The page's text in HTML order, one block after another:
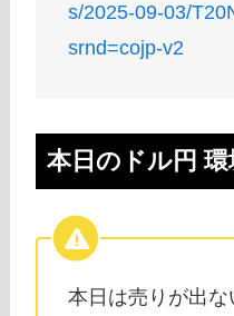
s/2025-09-03/
srnd=cojp-v2
本日のドル円 環
本日は売りが出